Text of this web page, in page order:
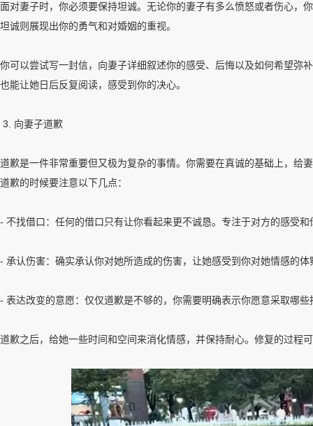
面对妻子时，你必须要保持坦诚。无论你的妻子有多么愤怒或者伤心，
坦诚则展现出你的勇气和对婚姻的重视。
你可以尝试写一封信，向妻子详细叙述你的感受、后悔以及如何希望弥
也能让她日后反复阅读，感受到你的决心。
3. 向妻子道歉
道歉是一件非常重要但又极为复杂的事情。你需要在真诚的基础上，给
道歉的时候要注意以下几点：
- 不找借口：任何的借口只有让你看起来更不诚恳。专注于对方的感受
- 承认伤害：确实承认你对她所造成的伤害，让她感受到你对她情感的体
- 表达改变的意愿：仅仅道歉是不够的，你需要明确表示你愿意采取哪
道歉之后，给她一些时间和空间来消化情感，并保持耐心。修复的过程